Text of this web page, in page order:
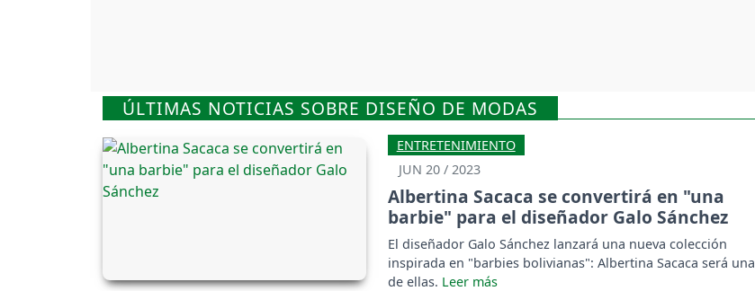
ÚLTIMAS NOTICIAS SOBRE DISEÑO DE MODAS
ENTRETENIMIENTO
JUN 20 / 2023
Albertina Sacaca se convertirá en "una
barbie" para el diseñador Galo Sánchez
El diseñador Galo Sánchez lanzará una nueva colección
inspirada en "barbies bolivianas": Albertina Sacaca será una
de ellas.